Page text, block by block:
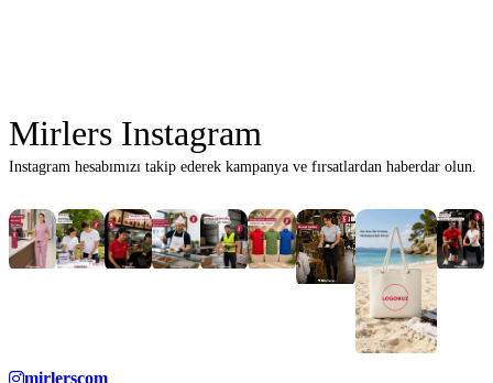
Mirlers Instagram
Instagram hesabımızı takip ederek kampanya ve fırsatlardan haberdar olun.
mirlerscom